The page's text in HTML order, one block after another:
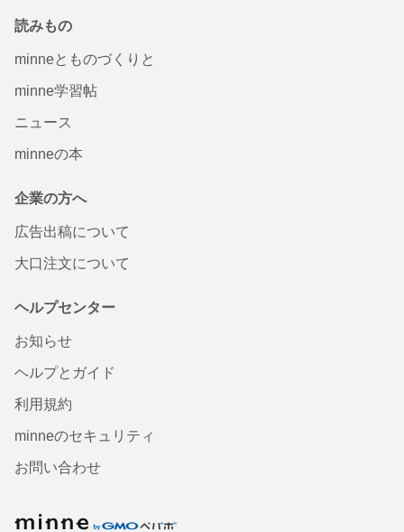
読みもの
minneとものづくりと
minne学習帖
ニュース
minneの本
企業の方へ
広告出稿について
大口注文について
ヘルプセンター
お知らせ
ヘルプとガイド
利用規約
minneのセキュリティ
お問い合わせ